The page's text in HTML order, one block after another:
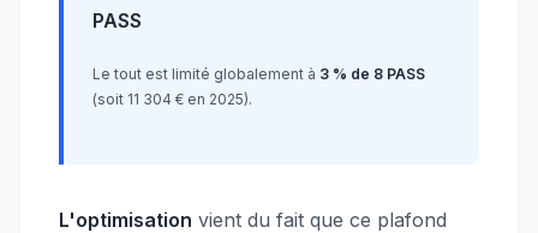
PASS
Le tout est limité globalement à 3 % de 8 PASS
(soit 11 304 € en 2025).
L'optimisation vient du fait que ce plafond